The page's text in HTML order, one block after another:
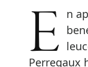
En apoyo a ELA, una organización
Perregaux